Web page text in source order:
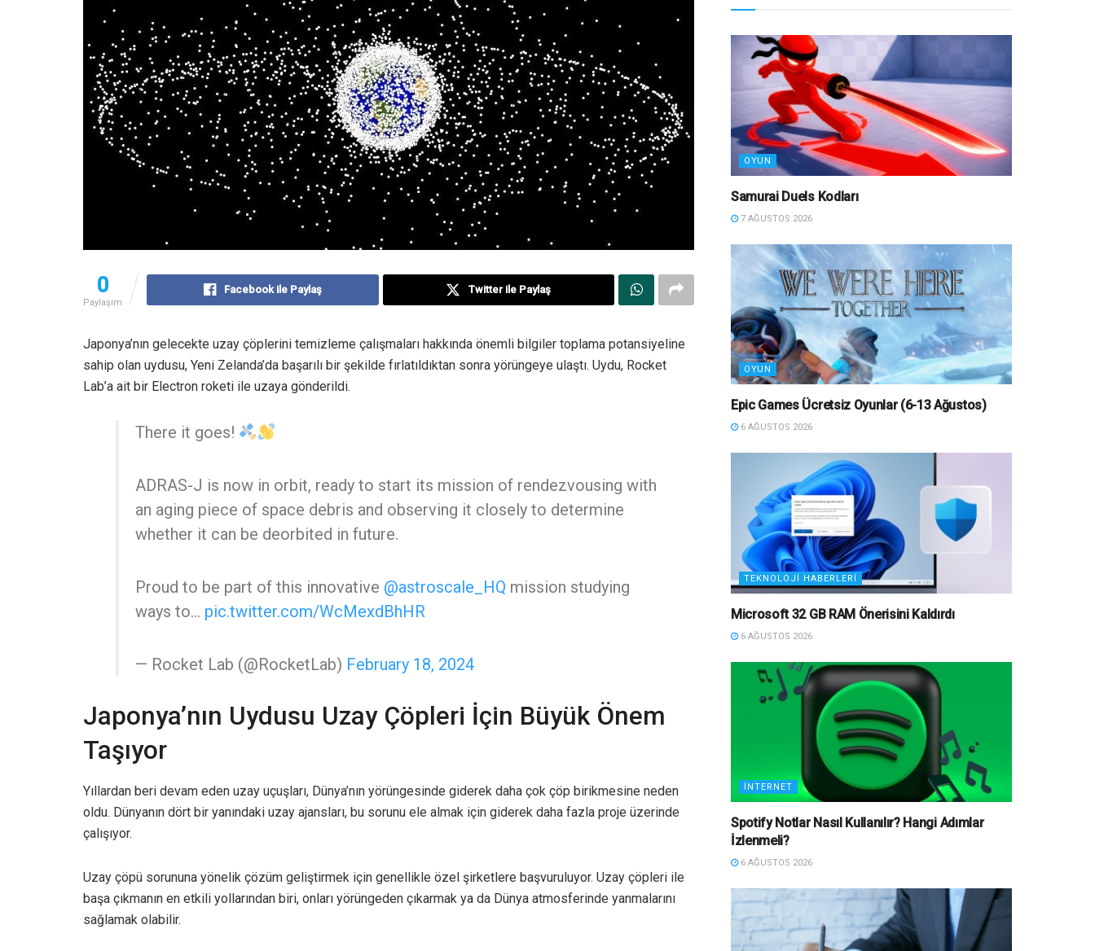
0
Paylaşım
Facebook ile Paylaş Twitter ile Paylaş
Japonya’nın gelecekte uzay çöplerini temizleme çalışmaları hakkında önemli bilgiler toplama potansiyeline
sahip olan uydusu, Yeni Zelanda’da başarılı bir şekilde fırlatıldıktan sonra yörüngeye ulaştı. Uydu, Rocket
Lab’a ait bir Electron roketi ile uzaya gönderildi.
There it goes!
ADRAS-J is now in orbit, ready to start its mission of rendezvousing with
an aging piece of space debris and observing it closely to determine
whether it can be deorbited in future.
Proud to be part of this innovative @astroscale_HQ mission studying
ways to… pic.twitter.com/WcMexdBhHR
— Rocket Lab (@RocketLab) February 18, 2024
Japonya’nın Uydusu Uzay Çöpleri İçin Büyük Önem
Taşıyor
Yıllardan beri devam eden uzay uçuşları, Dünya’nın yörüngesinde giderek daha çok çöp birikmesine neden
oldu. Dünyanın dört bir yanındaki uzay ajansları, bu sorunu ele almak için giderek daha fazla proje üzerinde
çalışıyor.
Uzay çöpü sorununa yönelik çözüm geliştirmek için genellikle özel şirketlere başvuruluyor. Uzay çöpleri ile
başa çıkmanın en etkili yollarından biri, onları yörüngeden çıkarmak ya da Dünya atmosferinde yanmalarını
sağlamak olabilir.
OYUN
Samurai Duels Kodları
7 AĞUSTOS 2026
OYUN
Epic Games Ücretsiz Oyunlar (6-13 Ağustos)
6 AĞUSTOS 2026
TEKNOLOJI HABERLERI
Microsoft 32 GB RAM Önerisini Kaldırdı
6 AĞUSTOS 2026
İNTERNET
Spotify Notlar Nasıl Kullanılır? Hangi Adımlar
İzlenmeli?
6 AĞUSTOS 2026